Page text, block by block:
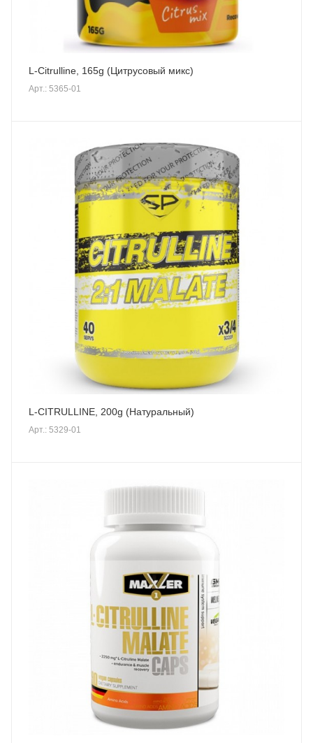
L-Сitrulline, 165g (Цитрусовый микс)
Арт.: 5365-01
L-CITRULLINE, 200g (Натуральный)
Арт.: 5329-01